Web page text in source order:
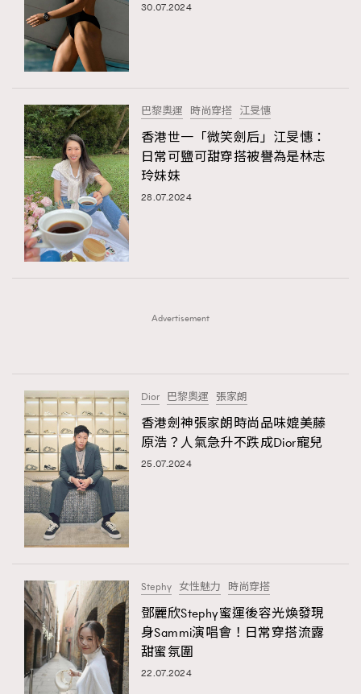
AFrenchMind
EmpowerF
FashionWeek
時裝心理學
本人已詳閱並同意遵守本文列明條款及細則。 請瀏覽
(nmg.com.hk/privacy
本人願意接收新傳媒集團的最新消息及其他宣傳資訊，本人同意
新傳媒集團使用本人的個人資料於任何推廣用途。
About us Collaboration Opportunity Disclaimer
Privacy
New Media Group | Madame Figaro editions:
| Japan | Portugal | Spain
當巨蟹座遇上處女座 Tyson Yoshi x 林家謙
30.07.2024
巴黎奧運 時尚穿搭 江旻憓
香港世一「微笑劍后」江旻憓：
日常可鹽可甜穿搭被譽為是林志
玲妹妹
28.07.2024
Advertisement
Dior 巴黎奧運 張家朗
香港劍神張家朗時尚品味媲美藤
原浩？人氣急升不跌成Dior寵兒
25.07.2024
Stephy 女性魅力 時尚穿搭
鄧麗欣Stephy蜜運後容光煥發現
身Sammi演唱會！日常穿搭流露
甜蜜氛圍
22.07.2024